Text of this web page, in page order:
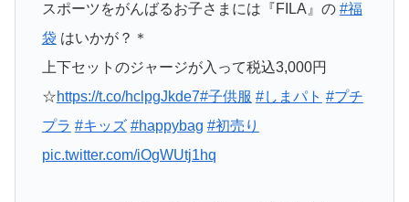
スポーツをがんばるお子さまには『FILA』の #福
袋 はいかが？＊
上下セットのジャージが入って税込3,000円
☆https://t.co/hclpgJkde7#子供服 #しまパト #プチ
プラ #キッズ #happybag #初売り
pic.twitter.com/iOgWUtj1hq